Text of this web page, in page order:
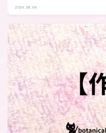
2026.08.06